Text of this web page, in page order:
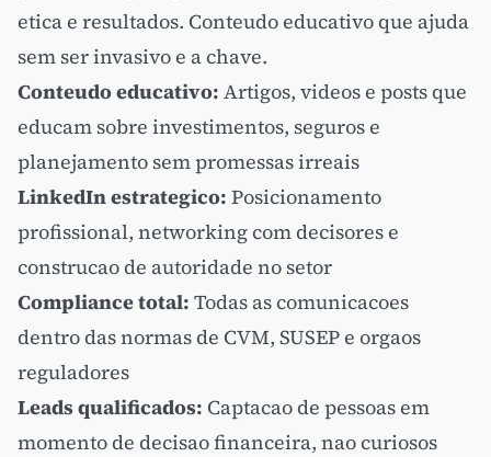
etica e resultados. Conteudo educativo que ajuda
sem ser invasivo e a chave.
Conteudo educativo: Artigos, videos e posts que
educam sobre investimentos, seguros e
planejamento sem promessas irreais
LinkedIn estrategico: Posicionamento
profissional, networking com decisores e
construcao de autoridade no setor
Compliance total: Todas as comunicacoes
dentro das normas de CVM, SUSEP e orgaos
reguladores
Leads qualificados: Captacao de pessoas em
momento de decisao financeira, nao curiosos